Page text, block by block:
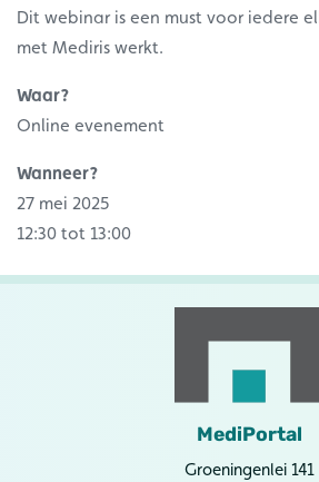
Dit webinar is een must voor iedere
met Mediris werkt.
Waar?
Online evenement
Wanneer?
27 mei 2025
12:30 tot 13:00
MediPortal
Groeningenlei 141